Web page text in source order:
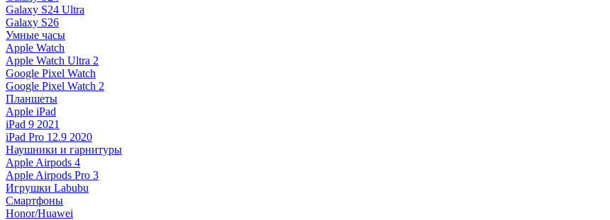
Galaxy S24 Ultra
Galaxy S26
Умные часы
Apple Watch
Apple Watch Ultra 2
Google Pixel Watch
Google Pixel Watch 2
Планшеты
Apple iPad
iPad 9 2021
iPad Pro 12.9 2020
Наушники и гарнитуры
Apple Airpods 4
Apple Airpods Pro 3
Игрушки Labubu
Смартфоны
Honor/Huawei